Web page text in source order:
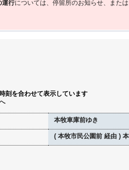
運行については、停留所のお知らせ、または
刻を合わせて表示しています
本牧車庫前ゆき
( 本牧市民公園前 経由 )